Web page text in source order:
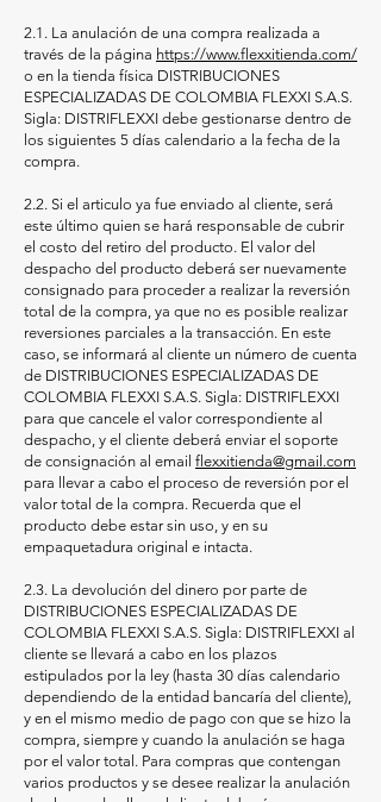
2.1. La anulación de una compra realizada a
través de la página https://www.flexxitienda.com/
o en la tienda física DISTRIBUCIONES
ESPECIALIZADAS DE COLOMBIA FLEXXI S.A.S.
Sigla: DISTRIFLEXXI debe gestionarse dentro de
los siguientes 5 días calendario a la fecha de la
compra.
2.2. Si el articulo ya fue enviado al cliente, será
este último quien se hará responsable de cubrir
el costo del retiro del producto. El valor del
despacho del producto deberá ser nuevamente
consignado para proceder a realizar la reversión
total de la compra, ya que no es posible realizar
reversiones parciales a la transacción. En este
caso, se informará al cliente un número de cuenta
de DISTRIBUCIONES ESPECIALIZADAS DE
COLOMBIA FLEXXI S.A.S. Sigla: DISTRIFLEXXI
para que cancele el valor correspondiente al
despacho, y el cliente deberá enviar el soporte
de consignación al email flexxitienda@gmail.com
para llevar a cabo el proceso de reversión por el
valor total de la compra. Recuerda que el
producto debe estar sin uso, y en su
empaquetadura original e intacta.
2.3. La devolución del dinero por parte de
DISTRIBUCIONES ESPECIALIZADAS DE
COLOMBIA FLEXXI S.A.S. Sigla: DISTRIFLEXXI al
cliente se llevará a cabo en los plazos
estipulados por la ley (hasta 30 días calendario
dependiendo de la entidad bancaría del cliente),
y en el mismo medio de pago con que se hizo la
compra, siempre y cuando la anulación se haga
por el valor total. Para compras que contengan
varios productos y se desee realizar la anulación